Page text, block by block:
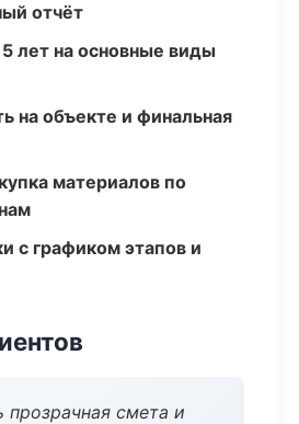
отчёт
5 лет на основные виды
на объекте и финальная
материалов по
с графиком этапов и
прозрачная смета и